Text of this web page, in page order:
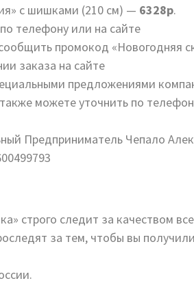
с шишками (210 см) — 6328р.
телефону или на сайте
промокод «Новогодняя
заказа на сайте
предложениями
можете уточнить по
Предприниматель Чепало
строго следит за качеством
за тем, чтобы вы